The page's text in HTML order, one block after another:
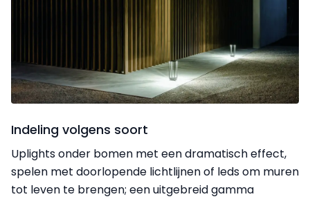
Indeling volgens soort
Uplights onder bomen met een dramatisch effect,
spelen met doorlopende lichtlijnen of leds om muren
tot leven te brengen; een uitgebreid gamma